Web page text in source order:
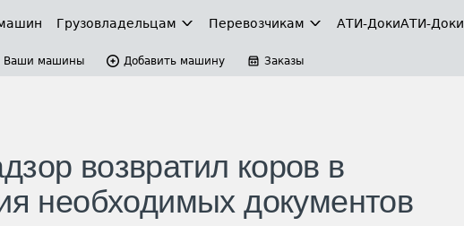
Грузовладельцам Перевозчикам АТИ-ДокиАТИ-
Ваши машины Добавить машину Заказы
возвратил коров в
необходимых документов